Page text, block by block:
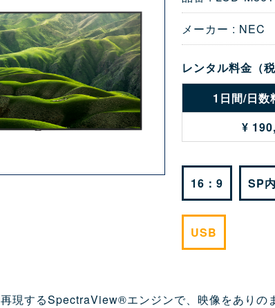
メーカー : NEC
レンタル料金（税
1日間/日数
¥
16：9 SP
USB
現するSpectraView®エンジンで、映像をありの